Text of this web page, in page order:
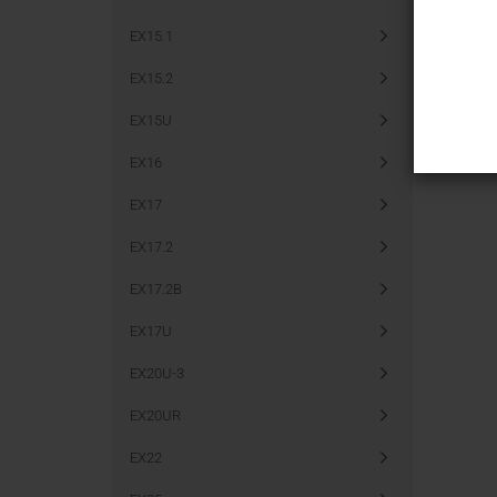
EX15.1
EX15.2
EX15U
EX16
EX17
EX17.2
EX17.2B
EX17U
EX20U-3
EX20UR
EX22